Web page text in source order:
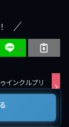
インクルプリ